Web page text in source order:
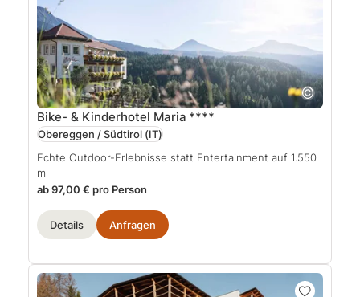
Bike- & Kinderhotel Maria ****
Obereggen / Südtirol (IT)
Echte Outdoor-Erlebnisse statt Entertainment auf 1.550
m
ab 97,00 € pro Person
Details Anfragen